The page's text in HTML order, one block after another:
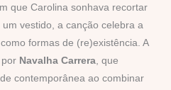
que Carolina sonhava recortar
vestido, a canção celebra a
formas de (re)existência. A
Navalha Carrera, que
contemporânea ao combinar